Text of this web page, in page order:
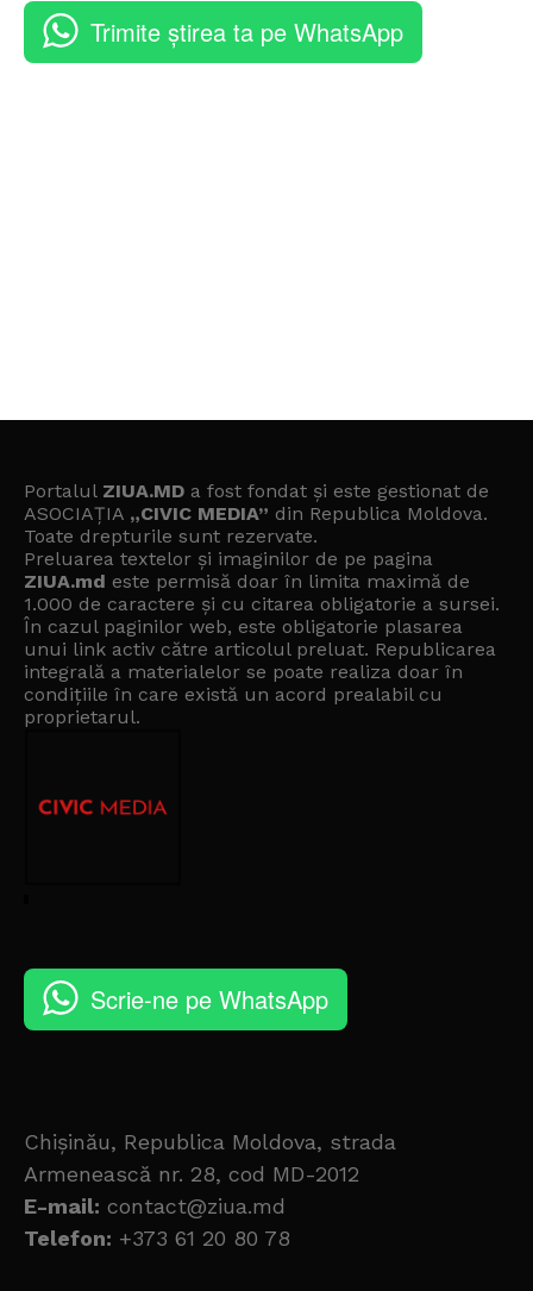
Trimite știrea ta pe WhatsApp
Portalul ZIUA.MD a fost fondat și este gestionat de
ASOCIAȚIA „CIVIC MEDIA” din Republica Moldova.
Toate drepturile sunt rezervate.
Preluarea textelor și imaginilor de pe pagina
ZIUA.md este permisă doar în limita maximă de
1.000 de caractere și cu citarea obligatorie a sursei.
În cazul paginilor web, este obligatorie plasarea
unui link activ către articolul preluat. Republicarea
integrală a materialelor se poate realiza doar în
condițiile în care există un acord prealabil cu
proprietarul.
Scrie-ne pe WhatsApp
Chișinău, Republica Moldova, strada
Armenească nr. 28, cod MD-2012
E-mail: contact@ziua.md
Telefon: +373 61 20 80 78